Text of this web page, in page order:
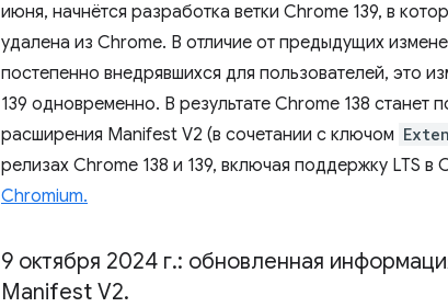
июня, начнётся разработка ветки Chrome 139, в
удалена из Chrome. В отличие от предыдущих
постепенно внедрявшихся для пользователей, это
139 одновременно. В результате Chrome 138
расширения Manifest V2 (в сочетании с ключом
релизах Chrome 138 и 139, включая поддержку LTS в
Chromium.
9 октября 2024 г.: обновленная
Manifest V2.